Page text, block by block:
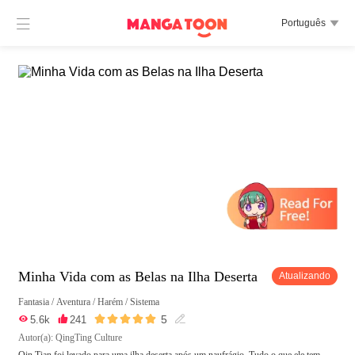
 Português 
Minha Vida com as Belas na Ilha Deserta Atualizando
Fantasia / Aventura /Harém /Sistema
 5.6k  241  5 
Autor(a): QingTing Culture